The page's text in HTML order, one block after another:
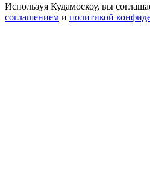
Используя Кудамоскоу, вы
соглашением и политикой